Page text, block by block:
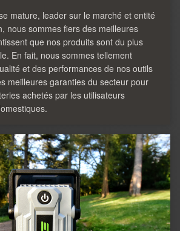
mature, leader sur le marché et entité
nous sommes fiers des meilleures
que nos produits sont du plus
En fait, nous sommes tellement
et des performances de nos outils
meilleures garanties du secteur pour
achetés par les utilisateurs